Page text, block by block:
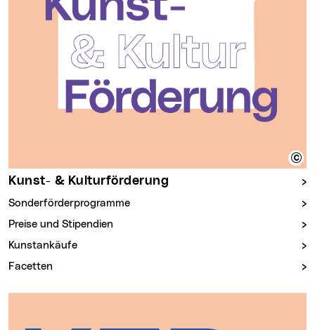
Kunst- & Kulturförderung
Sonderförderprogramme
Preise und Stipendien
Kunstankäufe
Facetten